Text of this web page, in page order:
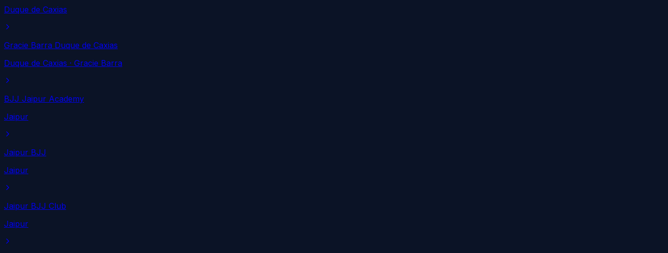
Duque de Caxias
Gracie Barra Duque de Caxias
Duque de Caxias · Gracie Barra
BJJ Jaipur Academy
Jaipur
Jaipur BJJ
Jaipur
Jaipur BJJ Club
Jaipur